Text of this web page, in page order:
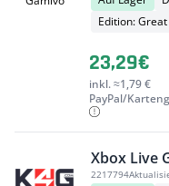
Edition:
23,29€
inkl. ≈1,79 €
PayPal/
Xbox Live
2217794